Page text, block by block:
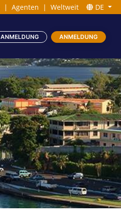
| Agenten | Weltweit DE
ANMELDUNG ANMELDUNG